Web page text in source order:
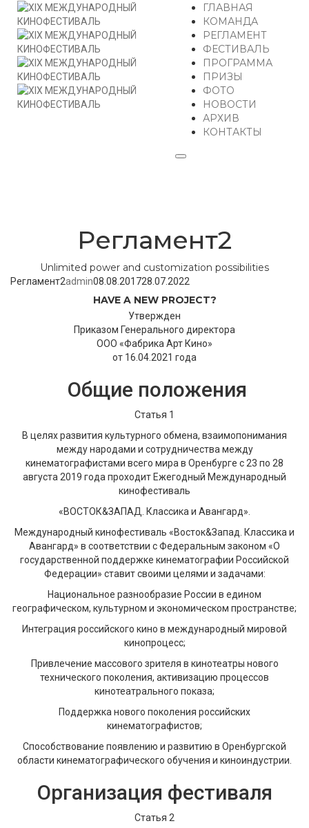
ГЛАВНАЯ
КОМАНДА
РЕГЛАМЕНТ
ФЕСТИВАЛЬ
ПРОГРАММА
ПРИЗЫ
ФОТО
НОВОСТИ
АРХИВ
КОНТАКТЫ
Регламент2
Unlimited power and customization possibilities
Регламент2admin08.08.201728.07.2022
HAVE A NEW PROJECT?
Утвержден
Приказом Генерального директора
ООО «Фабрика Арт Кино»
от 16.04.2021 года
Общие положения
Статья 1
В целях развития культурного обмена, взаимопонимания
между народами и сотрудничества между
кинематографистами всего мира в Оренбурге с 23 по 28
августа 2019 года проходит Ежегодный Международный
кинофестиваль
«ВОСТОК&ЗАПАД. Классика и Авангард».
Международный кинофестиваль «Восток&Запад. Классика и
Авангард» в соответствии с Федеральным законом «О
государственной поддержке кинематографии Российской
Федерации» ставит своими целями и задачами:
Национальное разнообразие России в едином
географическом, культурном и экономическом пространстве;
Интеграция российского кино в международный мировой
кинопроцесс;
Привлечение массового зрителя в кинотеатры нового
технического поколения, активизацию процессов
кинотеатрального показа;
Поддержка нового поколения российских
кинематографистов;
Способствование появлению и развитию в Оренбургской
области кинематографического обучения и киноиндустрии.
Организация фестиваля
Статья 2